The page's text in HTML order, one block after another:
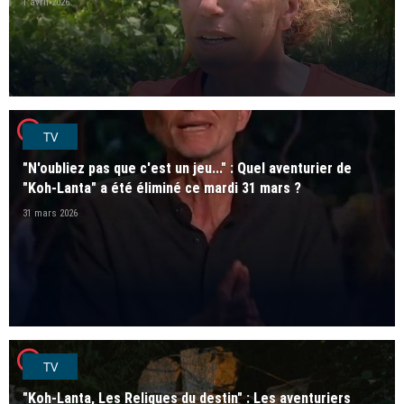
1 avril 2026
player2TV
"N'oubliez pas que c'est un jeu..." : Quel aventurier de
"Koh-Lanta" a été éliminé ce mardi 31 mars ?
31 mars 2026
player2TV
"Koh-Lanta, Les Reliques du destin" : Les aventuriers